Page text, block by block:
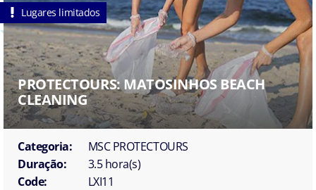
Lugares limitados
PROTECTOURS: MATOSINHOS BEACH
CLEANING
Categoria:
MSC PROTECTOURS
Duração:
3.5 hora(s)
Code:
LXI11